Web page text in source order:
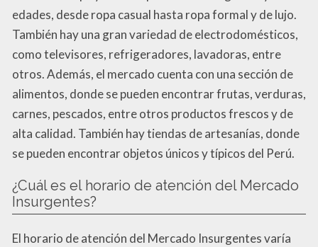
edades, desde ropa casual hasta ropa formal y de lujo.
También hay una gran variedad de electrodomésticos,
como televisores, refrigeradores, lavadoras, entre
otros. Además, el mercado cuenta con una sección de
alimentos, donde se pueden encontrar frutas, verduras,
carnes, pescados, entre otros productos frescos y de
alta calidad. También hay tiendas de artesanías, donde
se pueden encontrar objetos únicos y típicos del Perú.
¿Cuál es el horario de atención del Mercado
Insurgentes?
El horario de atención del Mercado Insurgentes varía